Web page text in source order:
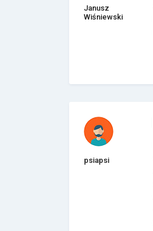
Janusz
Wiśniewski
psiapsi